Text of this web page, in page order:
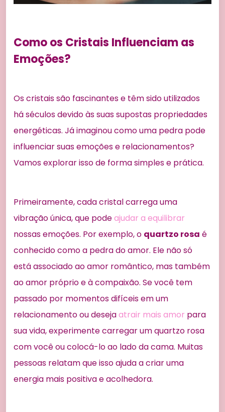
Como os Cristais Influenciam as
Emoções?
Os cristais são fascinantes e têm sido utilizados
há séculos devido às suas supostas propriedades
energéticas. Já imaginou como uma pedra pode
influenciar suas emoções e relacionamentos?
Vamos explorar isso de forma simples e prática.
Primeiramente, cada cristal carrega uma
vibração única, que podeajudar a equilibrar
nossas emoções. Por exemplo, o quartzo rosa é
conhecido como a pedra do amor. Ele não só
está associado ao amor romântico, mas também
ao amor próprio e à compaixão. Se você tem
passado por momentos difíceis em um
relacionamento ou desejaatrair mais amor para
sua vida, experimente carregar um quartzo rosa
com você ou colocá-lo ao lado da cama. Muitas
pessoas relatam que isso ajuda a criar uma
energia mais positiva e acolhedora.